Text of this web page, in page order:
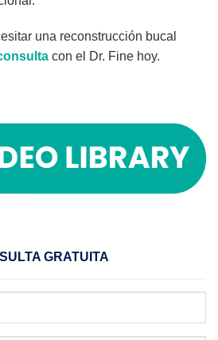
una reconstrucción bucal
con el Dr. Fine hoy.
GRATUITA